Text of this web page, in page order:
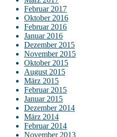
Februar 2017
Oktober 2016
Februar 2016
Januar 2016
Dezember 2015
November 2015
Oktober 2015
August 2015
März 2015
Februar 2015
Januar 2015
Dezember 2014
März 2014
Februar 2014
November 2013